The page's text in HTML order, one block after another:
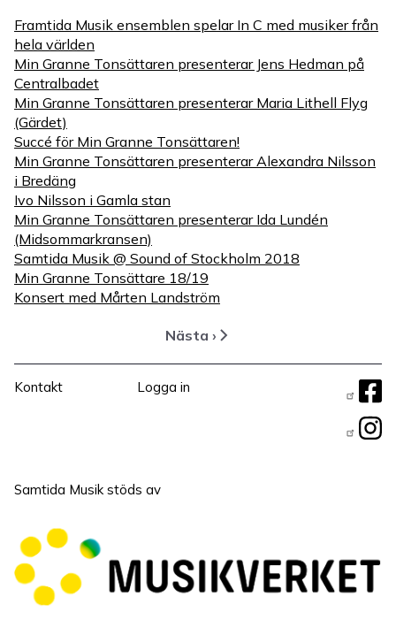
Framtida Musik ensemblen spelar In C med musiker från
hela världen
Min Granne Tonsättaren presenterar Jens Hedman på
Centralbadet
Min Granne Tonsättaren presenterar Maria Lithell Flyg
(Gärdet)
Succé för Min Granne Tonsättaren!
Min Granne Tonsättaren presenterar Alexandra Nilsson
i Bredäng
Ivo Nilsson i Gamla stan
Min Granne Tonsättaren presenterar Ida Lundén
(Midsommarkransen)
Samtida Musik @ Sound of Stockholm 2018
Min Granne Tonsättare 18/19
Konsert med Mårten Landström
Nästa
Nästa ›
Samtida Musik stöds av
Sidfotsmeny
Kontakt
User
Logga in